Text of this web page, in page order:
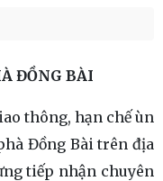
ĐỒNG BÀI
thông, hạn chế ùn
Đồng Bài trên địa
tiếp nhận chuyên